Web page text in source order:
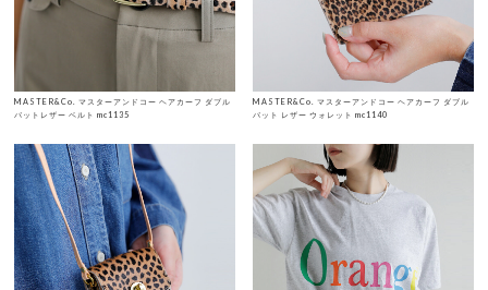
MASTER&Co. マスターアンドコー ヘアカーフ ダブル
バットレザー ベルト mc1135
MASTER&Co. マスターアンドコー ヘアカーフ ダブル
バット レザー ウォレット mc1140